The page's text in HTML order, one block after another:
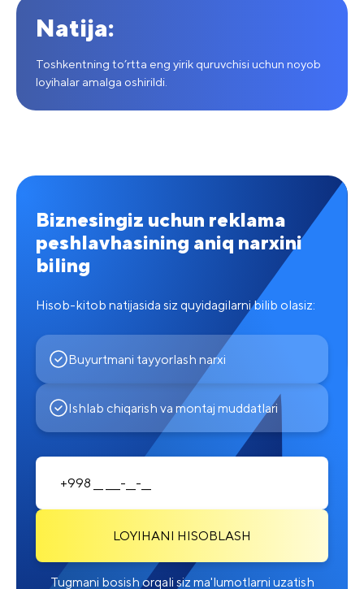
Natija:
Toshkentning to’rtta eng yirik quruvchisi uchun noyob
loyihalar amalga oshirildi.
Biznesingiz uchun reklama
peshlavhasining aniq narxini
biling
Hisob-kitob natijasida siz quyidagilarni bilib olasiz:
Buyurtmani tayyorlash narxi
Ishlab chiqarish va montaj muddatlari
LOYIHANI HISOBLASH
Tugmani bosish orqali siz ma'lumotlarni uzatish